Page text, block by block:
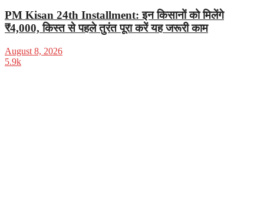
PM Kisan 24th Installment: इन किसानों को मिलेंगे
₹4,000, किस्त से पहले तुरंत पूरा करें यह जरूरी काम
August 8, 2026
5.9k